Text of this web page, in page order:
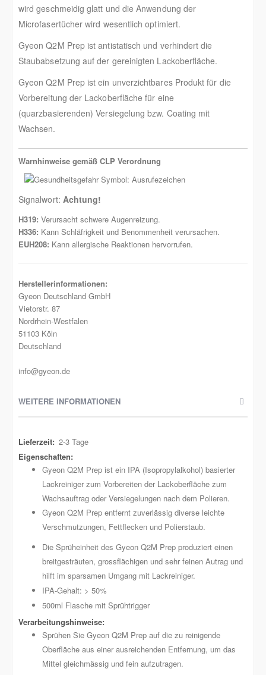
wird geschmeidig glatt und die Anwendung der
Microfasertücher wird wesentlich optimiert.
Gyeon Q2M Prep ist antistatisch und verhindert die
Staubabsetzung auf der gereinigten Lackoberfläche.
Gyeon Q2M Prep ist ein unverzichtbares Produkt für die
Vorbereitung der Lackoberfläche für eine
(quarzbasierenden) Versiegelung bzw. Coating mit
Wachsen.
Warnhinweise gemäß CLP Verordnung
Signalwort: Achtung!
H319: Verursacht schwere Augenreizung.
H336: Kann Schläfrigkeit und Benommenheit verursachen.
EUH208: Kann allergische Reaktionen hervorrufen.
Herstellerinformationen:
Gyeon Deutschland GmbH
Vietorstr. 87
Nordrhein-Westfalen
51103 Köln
Deutschland
info@gyeon.de
WEITERE INFORMATIONEN
Weitere
Informationen
2-3 Tage
Gyeon Q2M Prep ist ein IPA (Isopropylalkohol) basierter
Lackreiniger zum Vorbereiten der Lackoberfläche zum
Wachsauftrag oder Versiegelungen nach dem Polieren.
Gyeon Q2M Prep entfernt zuverlässig diverse leichte
Verschmutzungen, Fettflecken und Polierstaub.
Die Sprüheinheit des Gyeon Q2M Prep produziert einen
breitgesträuten, grossflächigen und sehr feinen Autrag und
hilft im sparsamen Umgang mit Lackreiniger.
IPA-Gehalt: > 50%
500ml Flasche mit Sprühtrigger
Sprühen Sie Gyeon Q2M Prep auf die zu reinigende
Oberfläche aus einer ausreichenden Entfernung, um das
Mittel gleichmässig und fein aufzutragen.